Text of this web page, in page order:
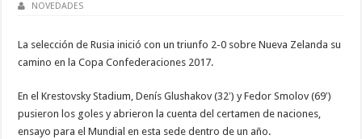
NOVEDADES
La selección de Rusia inició con un triunfo 2-0 sobre Nueva Zelanda su
camino en la Copa Confederaciones 2017.
En el Krestovsky Stadium, Denís Glushakov (32′) y Fedor Smolov (69′)
pusieron los goles y abrieron la cuenta del certamen de naciones,
ensayo para el Mundial en esta sede dentro de un año.